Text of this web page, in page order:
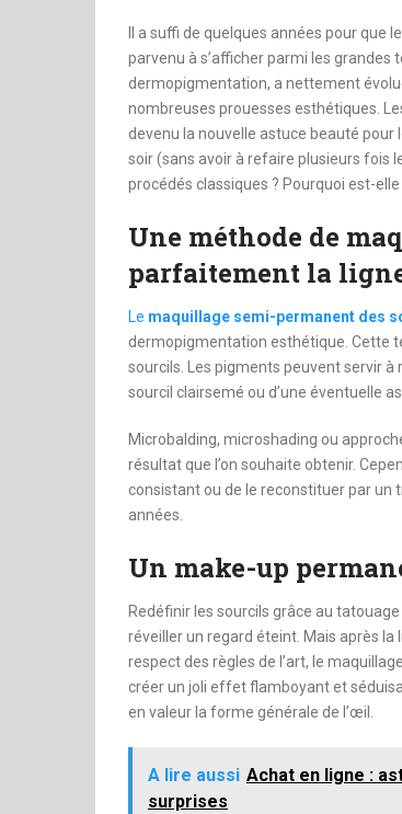
Il a suffi de quelques années pour
parvenu à s’afficher parmi les
dermopigmentation, a nettement
nombreuses prouesses esthétiques.
devenu la nouvelle astuce beauté
soir (sans avoir à refaire plusieurs fois
procédés classiques ? Pourquoi est-
Une méthode de
parfaitement la
Le maquillage semi-permanent des
dermopigmentation esthétique. Cette
sourcils. Les pigments peuvent servir à
sourcil clairsemé ou d’une éventuelle
Microbalding, microshading ou
résultat que l’on souhaite obtenir.
consistant ou de le reconstituer par un
années.
Un make-up
Redéfinir les sourcils grâce au
réveiller un regard éteint. Mais après
respect des règles de l’art, le
créer un joli effet flamboyant et
en valeur la forme générale de l’œil.
A lire aussi Achat en ligne :
surprises